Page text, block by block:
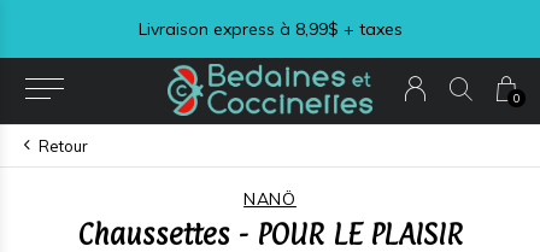
0
Livraison express à 8,99$ + taxes
Retour
NANÖ
Chaussettes - POUR LE PLAISIR